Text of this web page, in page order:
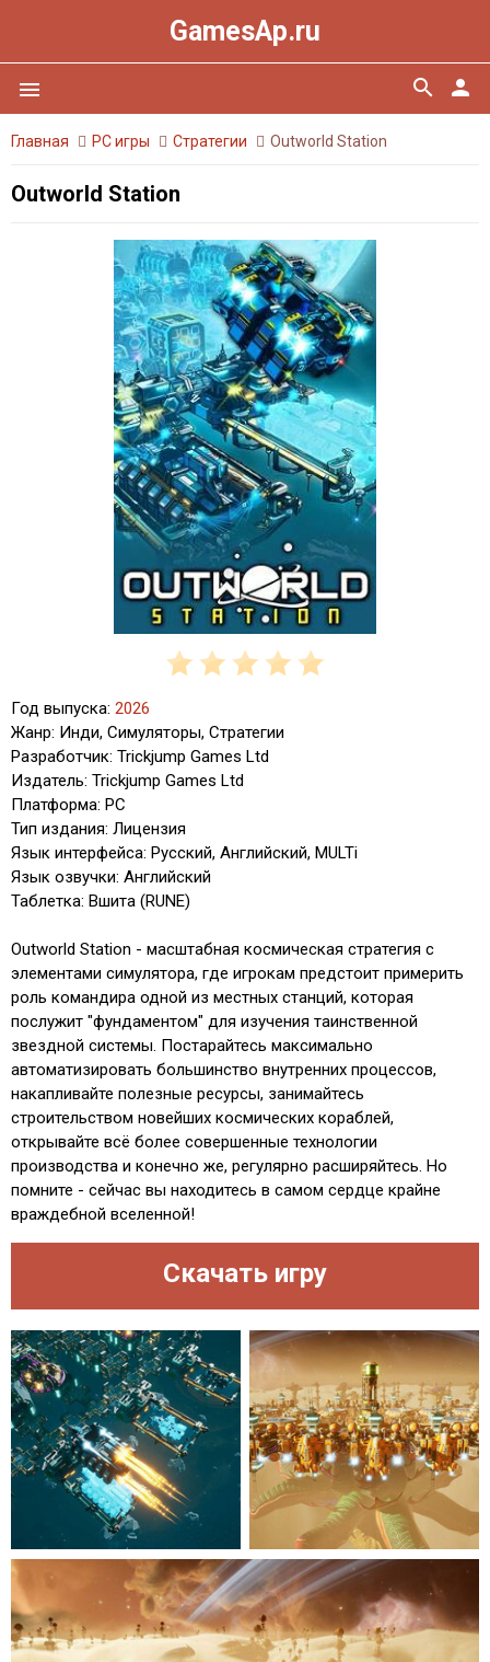
GamesAp.ru
menu person
search
Главная PC игры Стратегии Outworld Station
Outworld Station
Год выпуска: 2026
Жанр: Инди, Симуляторы, Стратегии
Разработчик: Trickjump Games Ltd
Издатель: Trickjump Games Ltd
Платформа: PC
Тип издания: Лицензия
Язык интерфейса: Русский, Английский, MULTi
Язык озвучки: Английский
Таблетка: Вшита (RUNE)
Outworld Station - масштабная космическая стратегия с
элементами симулятора, где игрокам предстоит примерить
роль командира одной из местных станций, которая
послужит "фундаментом" для изучения таинственной
звездной системы. Постарайтесь максимально
автоматизировать большинство внутренних процессов,
накапливайте полезные ресурсы, занимайтесь
строительством новейших космических кораблей,
открывайте всё более совершенные технологии
производства и конечно же, регулярно расширяйтесь. Но
помните - сейчас вы находитесь в самом сердце крайне
враждебной вселенной!
Скачать игру